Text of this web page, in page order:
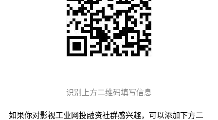
识别上方二维码填写信息
如果你对影视工业网投融资社群感兴趣，可以添加下方二